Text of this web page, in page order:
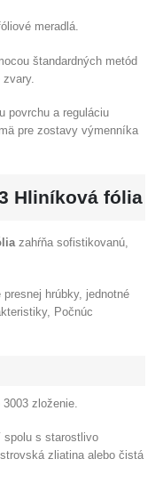
meradlá.
štandardných metód
povrchu a reguláciu
pre zostavy výmenníka
Hliníková fólia
zahŕňa sofistikovanú,
hrúbky, jednotné
Počnúc
zloženie.
s starostlivo
zliatina alebo čistá